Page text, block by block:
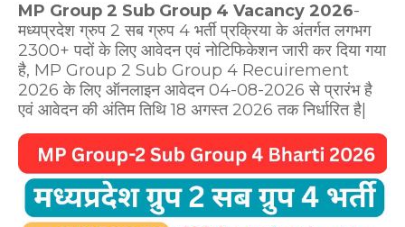
MP Group 2 Sub Group 4 Vacancy 2026-
मध्यप्रदेश ग्रुप 2 सब ग्रुप 4 भर्ती प्रक्रिया के अंतर्गत लगभग
2300+ पदों के लिए आवेदन एवं नोटिफिकेशन जारी कर दिया गया
है, MP Group 2 Sub Group 4 Recuirement
2026 के लिए ऑनलाइन आवेदन 04-08-2026 से प्रारंभ है
एवं आवेदन की अंतिम तिथि 18 अगस्त 2026 तक निर्धारित है|